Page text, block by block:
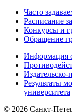
Часто
Расписание
Конкурсы и
Обращение
Информация
Результаты
университета
© 2026 Санкт-